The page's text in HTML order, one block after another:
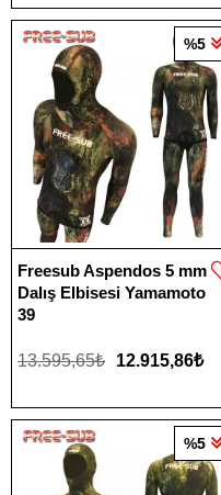
Freesub Aspendos 5 mm
Dalış Elbisesi Yamamoto
39
12.915,86₺
13.595,65₺
%5
%5